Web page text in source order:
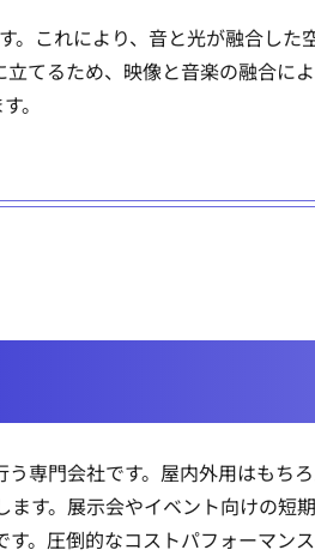
。これにより、音と光が融合した
てるため、映像と音楽の融合に
。
専門会社です。屋内外用はもち
す。展示会やイベント向けの短
。圧倒的なコストパフォーマン